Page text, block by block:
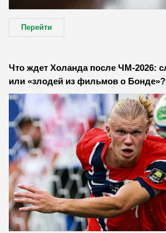
Перейти
Что ждет Холанда после ЧМ-2026:
или «злодей из фильмов о Бонде»?